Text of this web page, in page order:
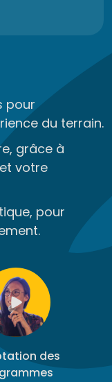
pour
du terrain.
grâce à
votre
pour
des